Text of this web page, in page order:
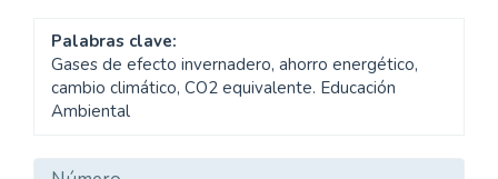
Palabras clave:
Gases de efecto invernadero, ahorro energético,
cambio climático, CO2 equivalente. Educación
Ambiental